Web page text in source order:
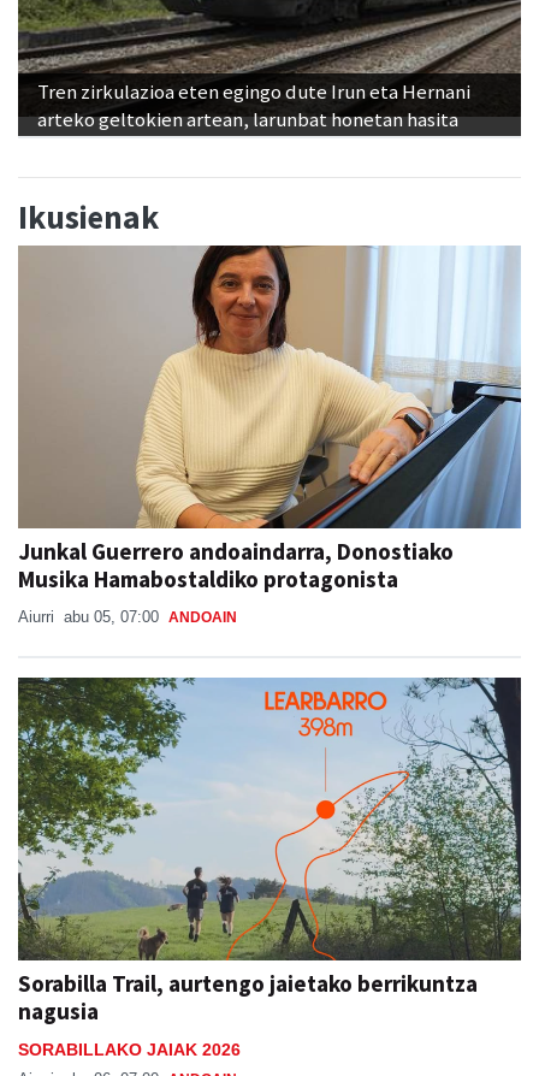
Tren zirkulazioa eten egingo dute Irun eta Hernani
arteko geltokien artean, larunbat honetan hasita
Ikusienak
Junkal Guerrero andoaindarra, Donostiako
Musika Hamabostaldiko protagonista
Aiurri abu 05, 07:00 ANDOAIN
Sorabilla Trail, aurtengo jaietako berrikuntza
nagusia
SORABILLAKO JAIAK 2026